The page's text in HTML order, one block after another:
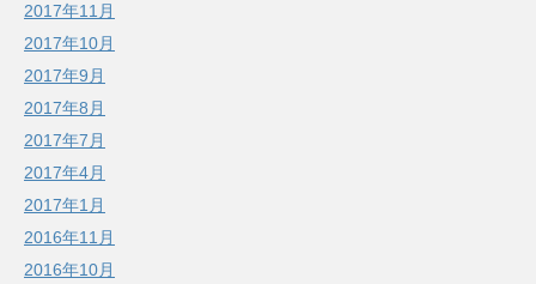
2017年11月
2017年10月
2017年9月
2017年8月
2017年7月
2017年4月
2017年1月
2016年11月
2016年10月